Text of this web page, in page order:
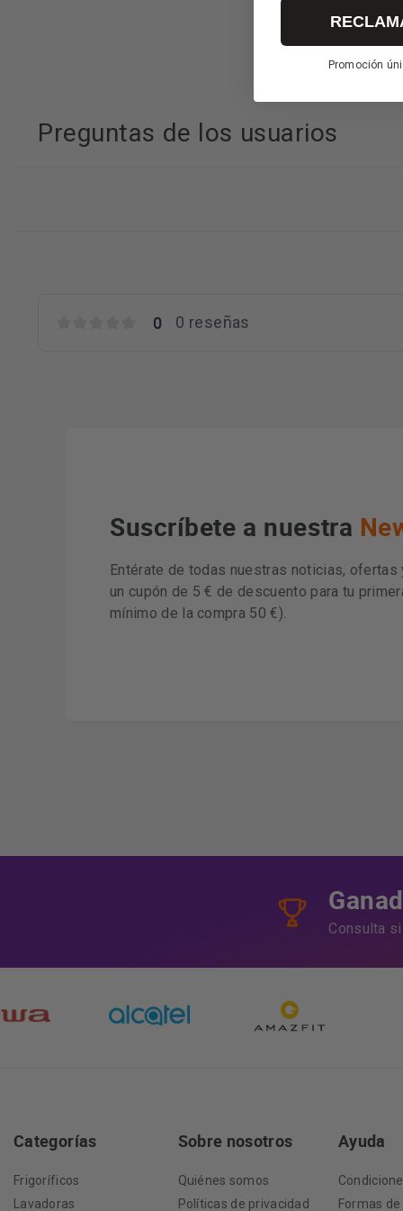
Preguntas de los usuarios
0 0 reseñas
Suscríbete a nuestra
Entérate de todas nuestras noticias,
un cupón de 5 € de descuento para tu
mínimo de la compra 50 €).
Consulta
Categorías
Frigoríficos
Lavadoras
Sobre nosotros
Quiénes somos
Políticas de privacidad
Ayuda
Formas
Promoción